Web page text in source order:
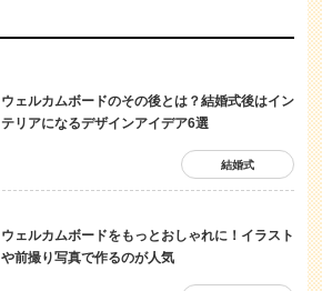
ウェルカムボードのその後とは？結婚式後はイン
テリアになるデザインアイデア6選
結婚式
ウェルカムボードをもっとおしゃれに！イラスト
や前撮り写真で作るのが人気